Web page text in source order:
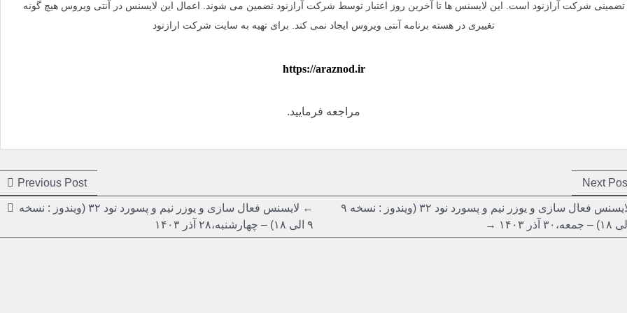
تضمینی شرکت آرازنود است. این لایسنس ها تا آخرین روز اعتبار توسط شرکت آرازنود تضمین می شوند. اعمال این لایسنس در آنتی ویروس هیچ گونه
تغییری در هسته برنامه آنتی ویروس ایجاد نمی کند. برای تهیه به سایت شرکت ارازنود
https://araznod.ir
مراجعه فرمایید.
Previous Post Next
post:
←
لایسنس فعال سازی و یوزر نیم و پسورد نود ۳۲ (ویندوز : نسخه
۹ الی ۱۸) –
چهارشنبه،۲۸ آذر ۱۴۰۳
لایسنس فعال سازی و یوزر نیم و پسورد نود ۳۲ (ویندوز : نسخه ۹
الی ۱۸) –
جمعه،۳۰ آذر ۱۴۰۳ →